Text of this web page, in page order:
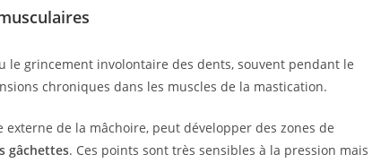
le grincement involontaire des dents, souvent pendant le
chroniques dans les muscles de la mastication.
externe de la mâchoire, peut développer des zones de
gâchettes. Ces points sont très sensibles à la pression mais